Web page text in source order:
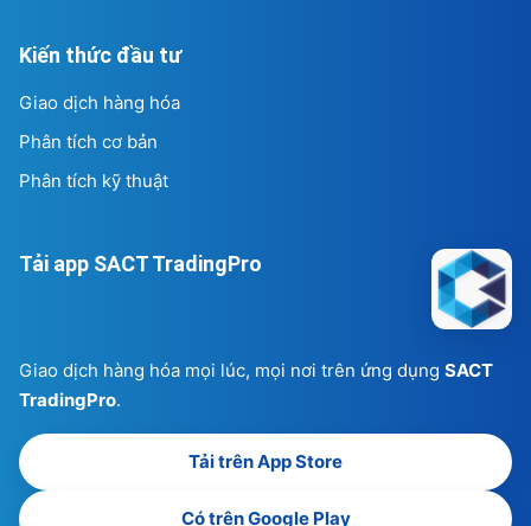
Kiến thức đầu tư
Giao dịch hàng hóa
Phân tích cơ bản
Phân tích kỹ thuật
Tải app SACT TradingPro
Giao dịch hàng hóa mọi lúc, mọi nơi trên ứng dụng SACT
TradingPro.
Tải trên App Store
Có trên Google Play